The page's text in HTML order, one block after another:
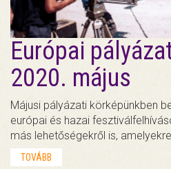
Európai
2020. május
Májusi pályázati körképünkben
európai és hazai
más lehetőségekről is, amelyekre
TOVÁBB